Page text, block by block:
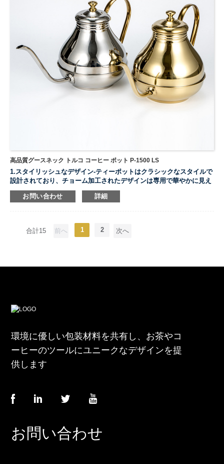
高品質グースネック トルコ コーヒー ポット P-1500 LS
1.スタイリッシュなデザイン-ティーポットはクラシックなスタイルで
設計されており、チョーム加工されたデザインは専用で華やかに見え
ます。
2.グースネックスパウト-コーヒーや紅茶を完璧にグラスに！スムーズ
ィルター、有効フィルターサイズ残留物。
お問い合わせ 詳細
合計15 前へ 1 2 次へ
環境に優しい包装材料を共有し、お茶やコ
ーヒーのツールにユニークなデザインを提
供します
お問い合わせ